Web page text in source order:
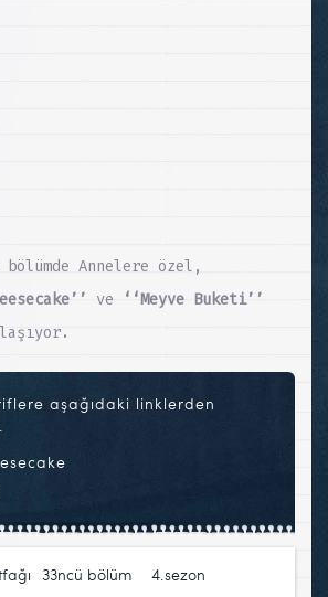
bölümde Annelere özel,
ve
‘‘Meyve Buketi’’
aşağıdaki linklerden
33ncü bölüm 4.sezon